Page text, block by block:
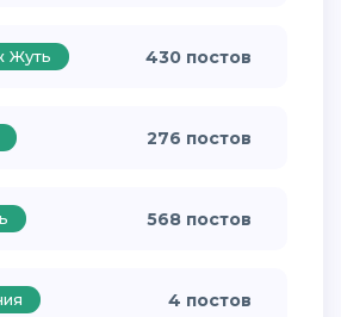
Жуть 430 постов
276 постов
568 постов
4 постов